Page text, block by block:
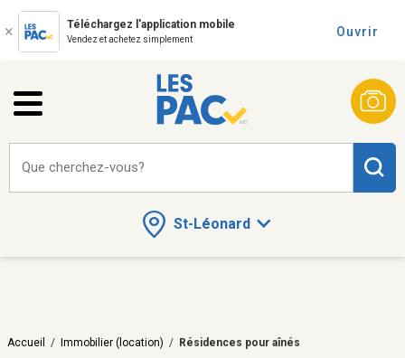
Téléchargez l'application mobile
Vendez et achetez simplement
Ouvrir
St-Léonard
Que cherchez-vous?
Accueil / Immobilier (location) / Résidences pour aînés